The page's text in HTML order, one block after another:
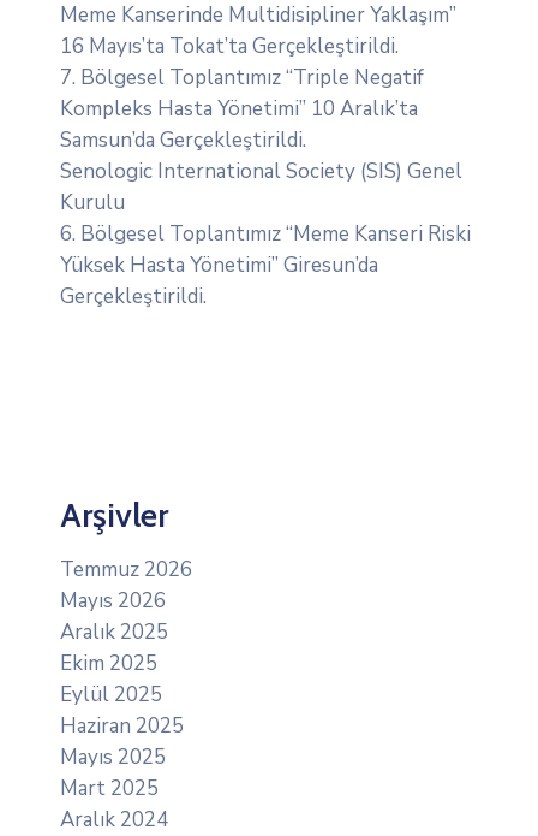
Meme Kanserinde Multidisipliner Yaklaşım”
16 Mayıs’ta Tokat’ta Gerçekleştirildi.
7. Bölgesel Toplantımız “Triple Negatif
Kompleks Hasta Yönetimi” 10 Aralık’ta
Samsun’da Gerçekleştirildi.
Senologic International Society (SIS) Genel
Kurulu
6. Bölgesel Toplantımız “Meme Kanseri Riski
Yüksek Hasta Yönetimi” Giresun’da
Gerçekleştirildi.
Arşivler
Temmuz 2026
Mayıs 2026
Aralık 2025
Ekim 2025
Eylül 2025
Haziran 2025
Mayıs 2025
Mart 2025
Aralık 2024